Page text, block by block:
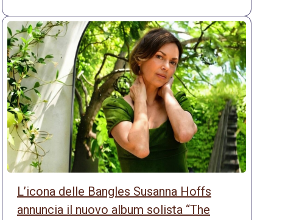
L’icona delle Bangles Susanna Hoffs
annuncia il nuovo album solista “The